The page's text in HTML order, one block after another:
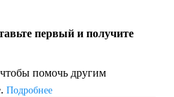
первый и получите
помочь другим
Подробнее